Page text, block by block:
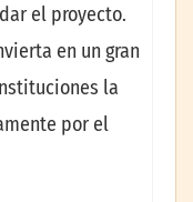
el proyecto.
en un gran
la
por el